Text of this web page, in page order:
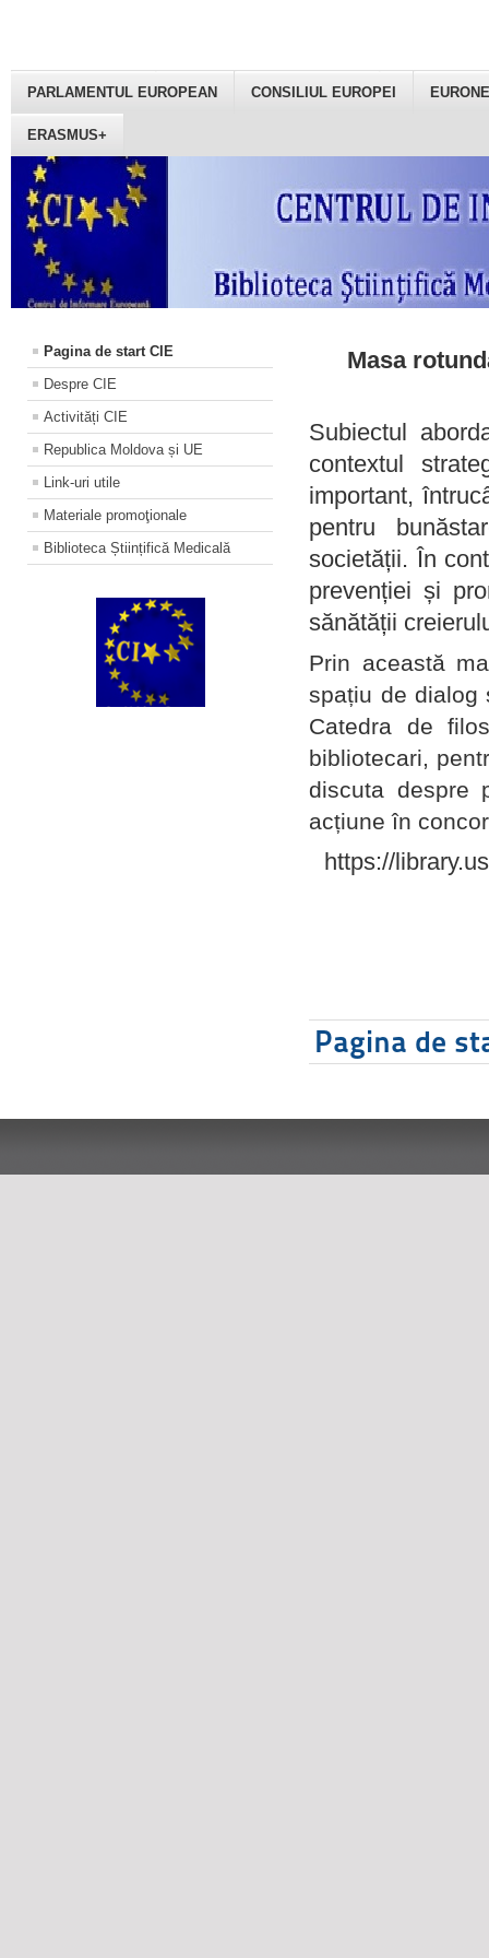
PARLAMENTUL EUROPEAN CONSILIUL EUROPEI
ERASMUS+
Pagina de start CIE
Despre CIE
Activități CIE
Republica Moldova și UE
Link-uri utile
Materiale promoţionale
Biblioteca Științifică Medicală
Masa
Subiectul
contextul
important,
pentru
societății. În
prevenției și
sănătății
Prin această
spațiu de dialog
Catedra de
bibliotecari,
discuta despre
acțiune în
https://
Pagina de